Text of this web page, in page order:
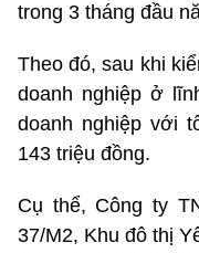
trong 3 tháng đầu
Theo đó, sau khi
doanh nghiệp ở
doanh nghiệp với
143 triệu đồng.
Cụ thể, Công ty
37/M2, Khu đô thị